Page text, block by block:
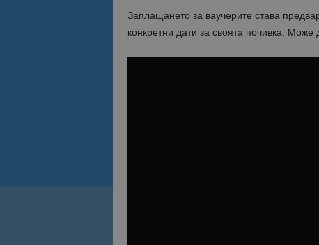
Заплащането за ваучерите става
конкретни дати за своята почивка. Може